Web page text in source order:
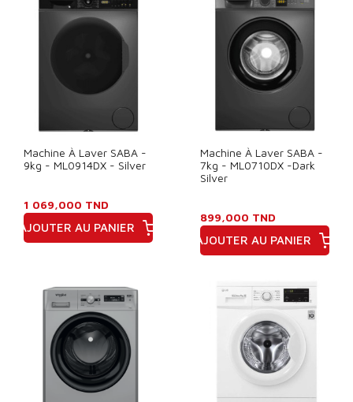
Machine À Laver SABA -
9kg - ML0914DX - Silver
1 069,000 TND
AJOUTER AU PANIER
Machine À Laver SABA -
7kg - ML0710DX -Dark
Silver
899,000 TND
AJOUTER AU PANIER